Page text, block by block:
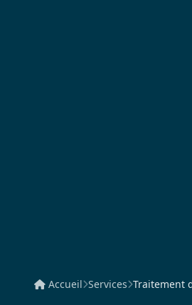
Accueil Services Traitement